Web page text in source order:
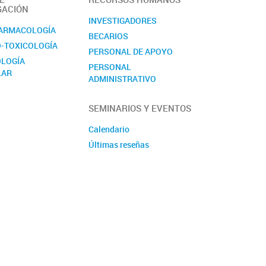
TOXICOLOGÍA
INVESTIGADORES
BECARIOS
PERSONAL DE APOYO
PERSONAL
ADMINISTRATIVO
SEMINARIOS Y EVENTOS
Calendario
Últimas reseñas